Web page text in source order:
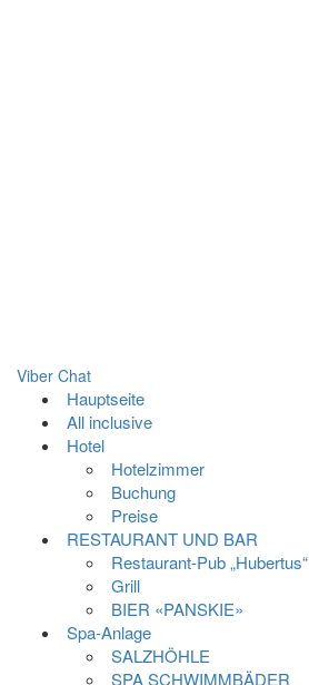
Viber Chat
Hauptseite
All inclusive
Hotel
Hotelzimmer
Buchung
Preise
RESTAURANT UND BAR
Restaurant-Pub „Hubertus“
Grill
BIER «PANSKIE»
Spa-Anlage
SALZHÖHLE
SPA SCHWIMMBÄDER